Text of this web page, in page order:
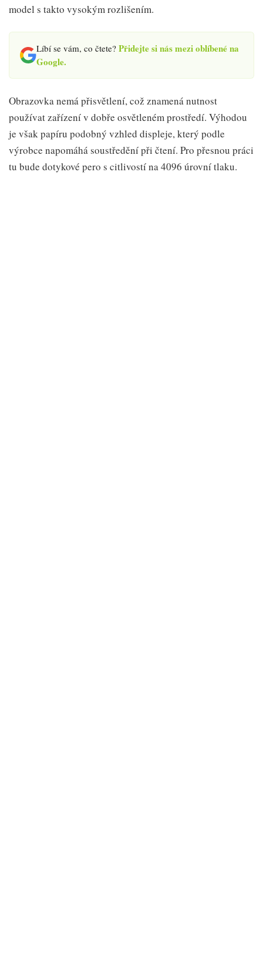
model s takto vysokým rozlišením.
Líbí se vám, co čtete? Přidejte si nás mezi oblíbené na
Google.
Obrazovka nemá přisvětlení, což znamená nutnost
používat zařízení v dobře osvětleném prostředí. Výhodou
je však papíru podobný vzhled displeje, který podle
výrobce napomáhá soustředění při čtení. Pro přesnou práci
tu bude dotykové pero s citlivostí na 4096 úrovní tlaku.